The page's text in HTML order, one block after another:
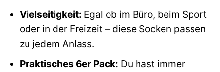
Vielseitigkeit: Egal ob im Büro, beim Sport
oder in der Freizeit – diese Socken passen
zu jedem Anlass.
Praktisches 6er Pack: Du hast immer